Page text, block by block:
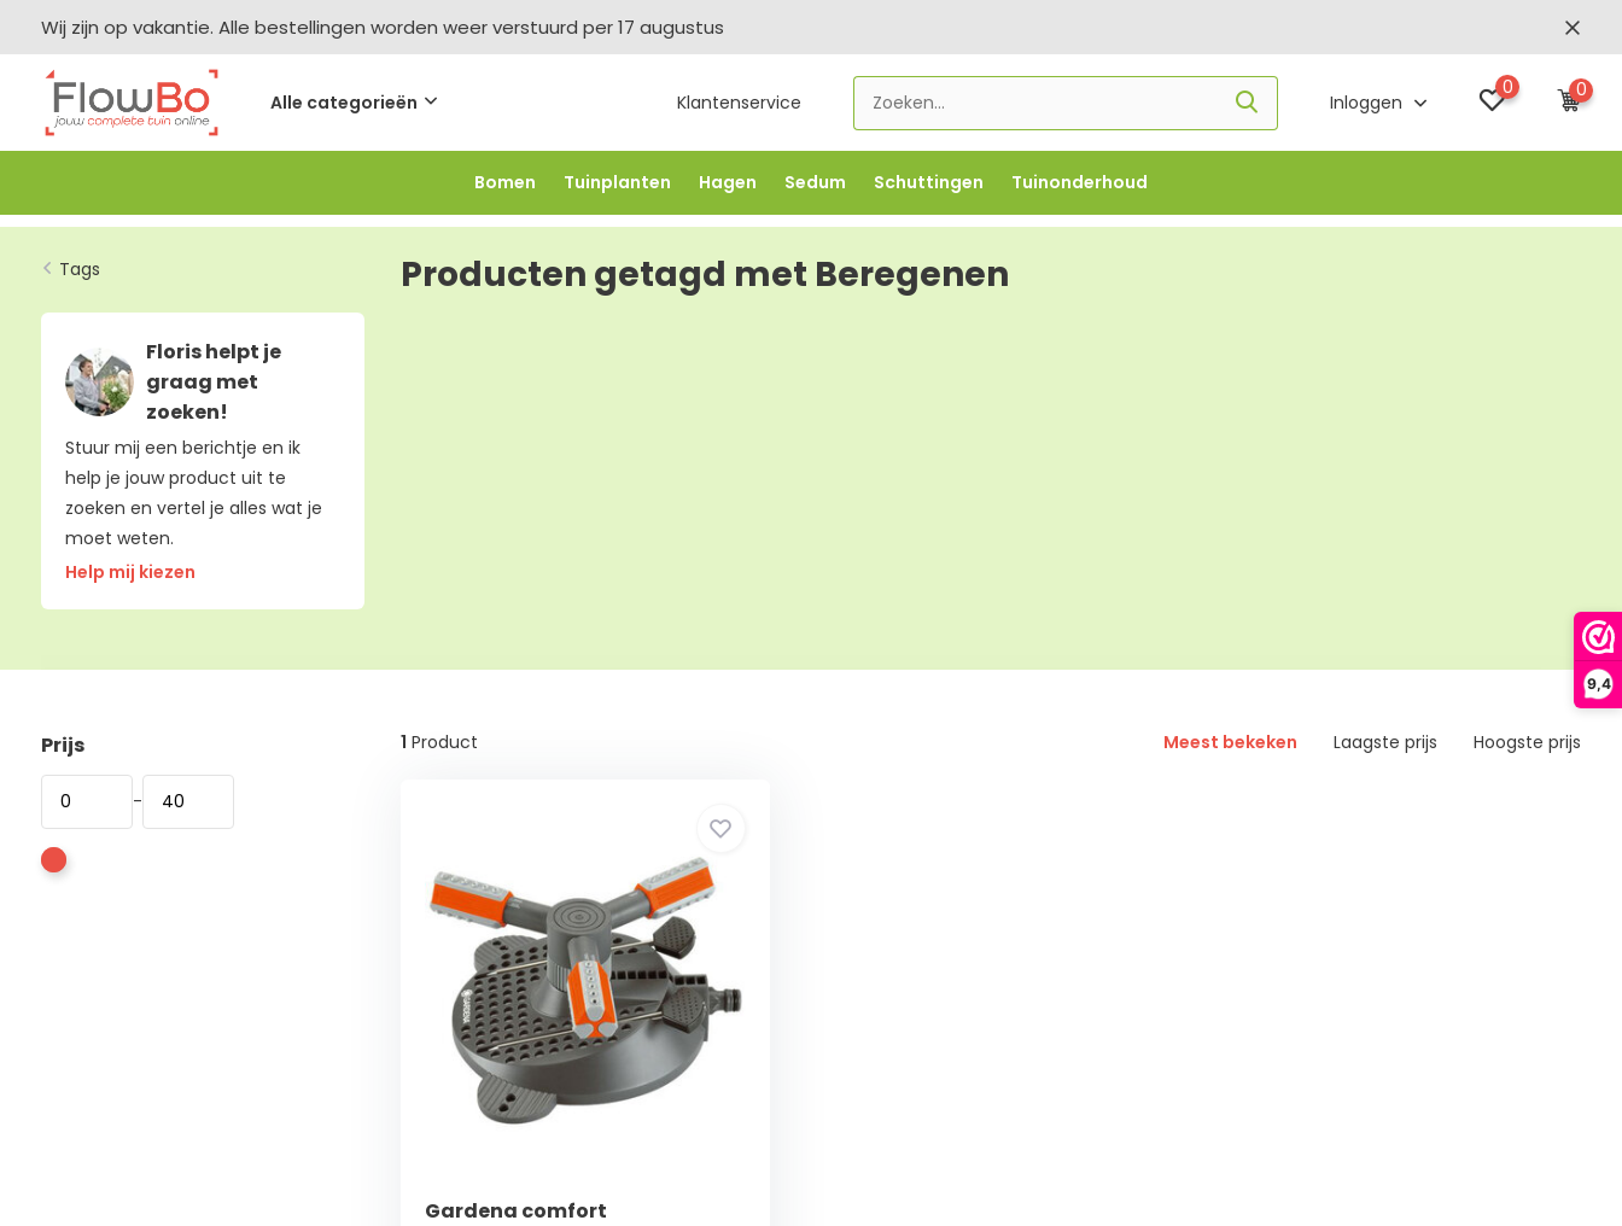
9,4
Wij zijn op vakantie. Alle bestellingen worden weer verstuurd per 17 augustus
Alle categorieën Klantenservice Inloggen
0 0
Bomen Tuinplanten Hagen Sedum Schuttingen Tuinonderhoud
-2,5% vanaf €250 -FLOWBO250 -5% vanaf €500 -FLOWBO500 -7,5% vanaf €1000 -
Tags
Floris helpt je
graag met
zoeken!
Stuur mij een berichtje en ik
help je jouw product uit te
zoeken en vertel je alles wat je
moet weten.
Help mij kiezen
Producten getagd met Beregenen
Prijs
-
1 Product Meest bekeken Laagste prijs Hoogste prijs
Gardena comfort